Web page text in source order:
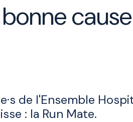
cause
de l'Ensemble
: la Run Mate.